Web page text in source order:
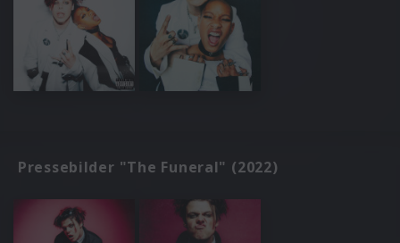
Pressebilder "The Funeral" (2022)